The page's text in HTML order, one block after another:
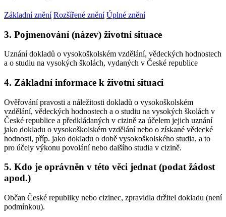
Základní znění Rozšířené znění Úplné znění
3. Pojmenování (název) životní situace
Uznání dokladů o vysokoškolském vzdělání, vědeckých hodnostech
a o studiu na vysokých školách, vydaných v České republice
4. Základní informace k životní situaci
Ověřování pravosti a náležitosti dokladů o vysokoškolském
vzdělání, vědeckých hodnostech a o studiu na vysokých školách v
České republice a předkládaných v cizině za účelem jejich uznání
jako dokladu o vysokoškolském vzdělání nebo o získané vědecké
hodnosti, příp. jako dokladu o době vysokoškolského studia, a to
pro účely výkonu povolání nebo dalšího studia v cizině.
5. Kdo je oprávněn v této věci jednat (podat žádost
apod.)
Občan České republiky nebo cizinec, zpravidla držitel dokladu (není
podmínkou).